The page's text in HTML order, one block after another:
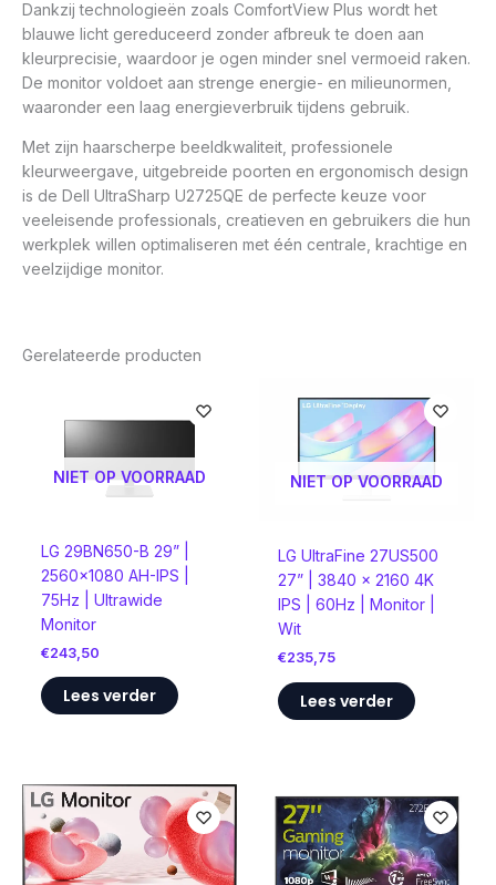
Dankzij technologieën zoals ComfortView Plus wordt het
blauwe licht gereduceerd zonder afbreuk te doen aan
kleurprecisie, waardoor je ogen minder snel vermoeid raken.
De monitor voldoet aan strenge energie- en milieunormen,
waaronder een laag energieverbruik tijdens gebruik.
Met zijn haarscherpe beeldkwaliteit, professionele
kleurweergave, uitgebreide poorten en ergonomisch design
is de Dell UltraSharp U2725QE de perfecte keuze voor
veeleisende professionals, creatieven en gebruikers die hun
werkplek willen optimaliseren met één centrale, krachtige en
veelzijdige monitor.
Gerelateerde producten
NIET OP VOORRAAD
LG 29BN650-B 29” |
2560×1080 AH-IPS |
75Hz | Ultrawide
Monitor
€243,50
Lees verder
NIET OP VOORRAAD
LG UltraFine 27US500
27” | 3840 x 2160 4K
IPS | 60Hz | Monitor |
Wit
€235,75
Lees verder